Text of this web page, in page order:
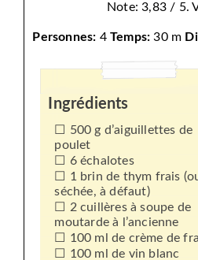
Note: 3,83 / 5.
Personnes: 4 Temps: 30 m
Ingrédients
500 g d’aiguillettes de
poulet
6 échalotes
1 brin de thym frais
séchée, à défaut)
2 cuillères à soupe de
moutarde à l’ancienne
100 ml de crème de
100 ml de vin blanc